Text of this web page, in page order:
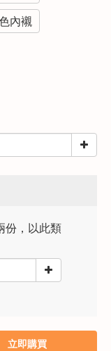
內襯
份，以此類
立即購買